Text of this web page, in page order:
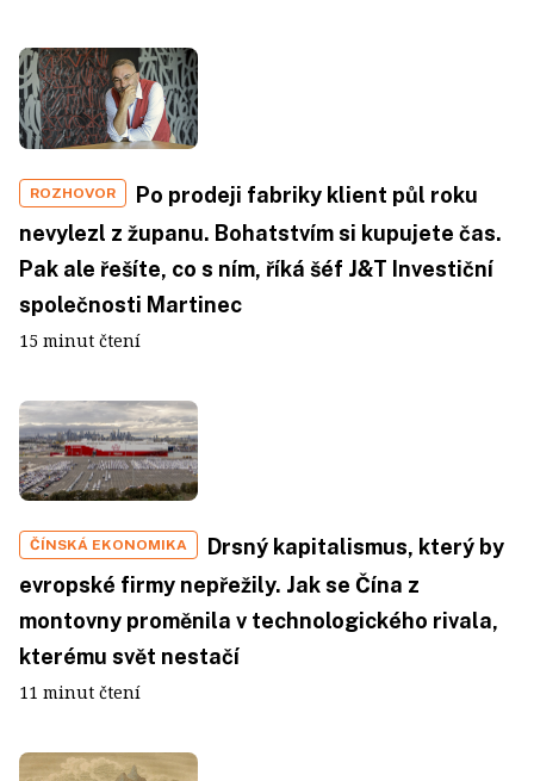
ROZHOVOR
Po prodeji fabriky klient půl roku
nevylezl z županu. Bohatstvím si kupujete čas.
Pak ale řešíte, co s ním, říká šéf J&T Investiční
společnosti Martinec
15 minut čtení
ČÍNSKÁ EKONOMIKA
Drsný kapitalismus, který by
evropské firmy nepřežily. Jak se Čína z
montovny proměnila v technologického rivala,
kterému svět nestačí
11 minut čtení